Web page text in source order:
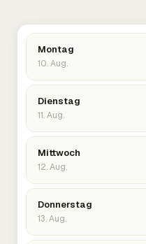
Montag
10. Aug.
Dienstag
11. Aug.
Mittwoch
12. Aug.
Donnerstag
13. Aug.